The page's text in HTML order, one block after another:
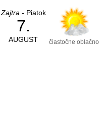
Zajtra - Piatok
7.
AUGUST čiastočne oblačno